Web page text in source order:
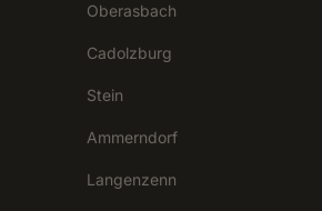
Oberasbach
Cadolzburg
Stein
Ammerndorf
Langenzenn